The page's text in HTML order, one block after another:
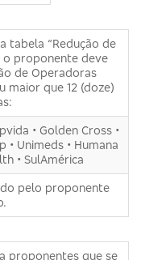
tabela “Redução de
o proponente deve
de Operadoras
maior que 12 (doze)
• Golden Cross •
• Unimeds • Humana
• SulAmérica
pelo proponente
proponentes que se